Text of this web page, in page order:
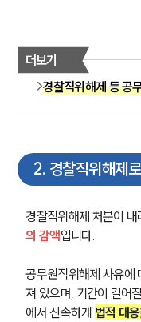
더보기
경찰직위해제 등 공
2. 경찰직위해제
경찰직위해제 처분이
의 감액입니다.
공무원직위해제 사유에
져 있으며, 기간이 길어
에서 신속하게 법적 대